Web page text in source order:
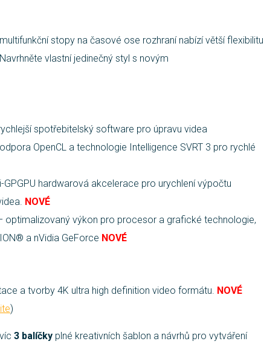
stopy na časové ose rozhraní nabízí větší flexibilitu
vlastní jedinečný styl s novým
spotřebitelský software pro úpravu videa
OpenCL a technologie Intelligence SVRT 3 pro rychlé
hardwarová akcelerace pro urychlení výpočtu
NOVÉ
optimalizovaný výkon pro procesor a grafické technologie,
a nVidia GeForce NOVÉ
a tvorby 4K ultra high definition video formátu. NOVÉ
)
3 balíčky plné kreativních šablon a návrhů pro vytváření